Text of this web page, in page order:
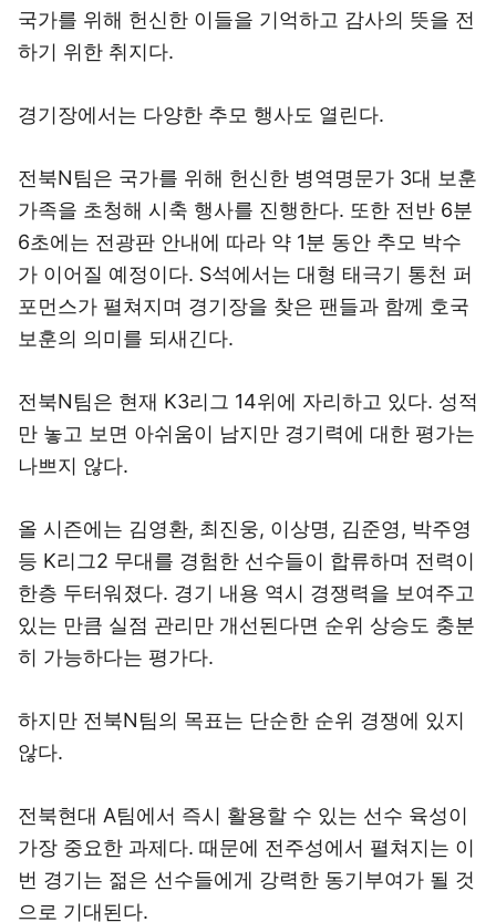
국가를 위해 헌신한 이들을 기억하고 감사의 뜻을 전
하기 위한 취지다.
경기장에서는 다양한 추모 행사도 열린다.
전북N팀은 국가를 위해 헌신한 병역명문가 3대 보훈
가족을 초청해 시축 행사를 진행한다. 또한 전반 6분
6초에는 전광판 안내에 따라 약 1분 동안 추모 박수
가 이어질 예정이다. S석에서는 대형 태극기 통천 퍼
포먼스가 펼쳐지며 경기장을 찾은 팬들과 함께 호국
보훈의 의미를 되새긴다.
전북N팀은 현재 K3리그 14위에 자리하고 있다. 성적
만 놓고 보면 아쉬움이 남지만 경기력에 대한 평가는
나쁘지 않다.
올 시즌에는 김영환, 최진웅, 이상명, 김준영, 박주영
등 K리그2 무대를 경험한 선수들이 합류하며 전력이
한층 두터워졌다. 경기 내용 역시 경쟁력을 보여주고
있는 만큼 실점 관리만 개선된다면 순위 상승도 충분
히 가능하다는 평가다.
하지만 전북N팀의 목표는 단순한 순위 경쟁에 있지
않다.
전북현대 A팀에서 즉시 활용할 수 있는 선수 육성이
가장 중요한 과제다. 때문에 전주성에서 펼쳐지는 이
번 경기는 젊은 선수들에게 강력한 동기부여가 될 것
으로 기대된다.